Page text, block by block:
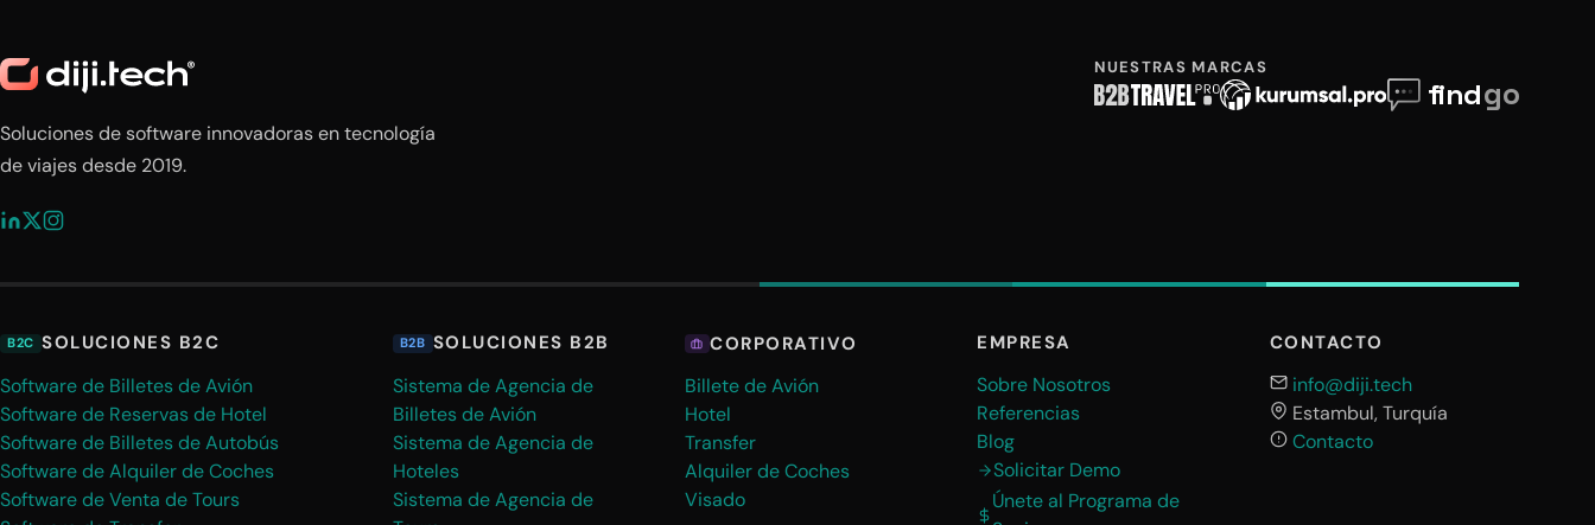
Soluciones de software innovadoras en tecnología
de viajes desde 2019.
NUESTRAS MARCAS
B2C SOLUCIONES B2C
Software de Billetes de Avión
Software de Reservas de Hotel
Software de Billetes de Autobús
Software de Alquiler de Coches
Software de Venta de Tours
B2B SOLUCIONES B2B
Sistema de Agencia de
Billetes de Avión
Sistema de Agencia de
Hoteles
Sistema de Agencia de
CORPORATIVO
Billete de Avión
Hotel
Transfer
Alquiler de Coches
Visado
EMPRESA
Sobre Nosotros
Referencias
Blog
Solicitar Demo
Únete al Programa de
CONTACTO
info@diji.tech
Estambul, Turquía
Contacto